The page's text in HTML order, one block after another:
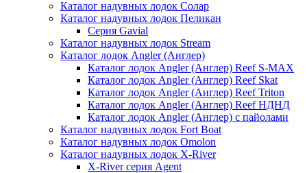
Каталог надувных лодок Солар
Каталог надувных лодок Пеликан
Серия Gavial
Каталог надувных лодок Stream
Каталог лодок Angler (Англер)
Каталог лодок Angler (Англер) Reef S-MAX
Каталог лодок Angler (Англер) Reef Skat
Каталог лодок Angler (Англер) Reef Triton
Каталог лодок Angler (Англер) Reef НДНД
Каталог лодок Angler (Англер) с пайолами
Каталог надувных лодок Fort Boat
Каталог надувных лодок Omolon
Каталог надувных лодок X-River
X-River серия Agent